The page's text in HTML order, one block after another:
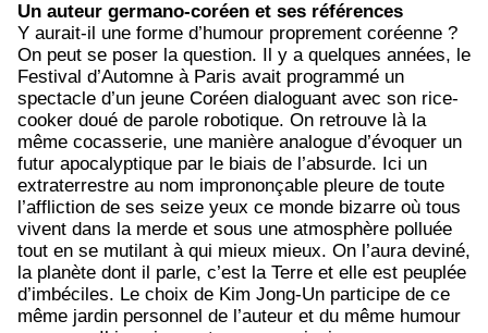
Un auteur germano-coréen et ses références
Y aurait-il une forme d’humour proprement coréenne ?
On peut se poser la question. Il y a quelques années, le
Festival d’Automne à Paris avait programmé un
spectacle d’un jeune Coréen dialoguant avec son rice-
cooker doué de parole robotique. On retrouve là la
même cocasserie, une manière analogue d’évoquer un
futur apocalyptique par le biais de l’absurde. Ici un
extraterrestre au nom imprononçable pleure de toute
l’affliction de ses seize yeux ce monde bizarre où tous
vivent dans la merde et sous une atmosphère polluée
tout en se mutilant à qui mieux mieux. On l’aura deviné,
la planète dont il parle, c’est la Terre et elle est peuplée
d’imbéciles. Le choix de Kim Jong-Un participe de ce
même jardin personnel de l’auteur et du même humour